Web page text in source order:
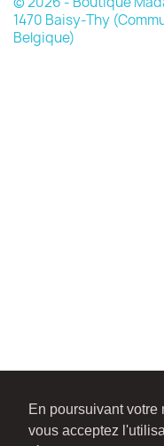
En poursuivant votre
vous acceptez
1470 Baisy-Thy
Belgique)